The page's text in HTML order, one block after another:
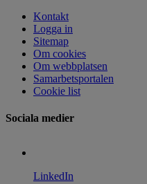
Kontakt
Logga in
Sitemap
Om cookies
Om webbplatsen
Samarbetsportalen
Cookie list
Sociala medier
LinkedIn